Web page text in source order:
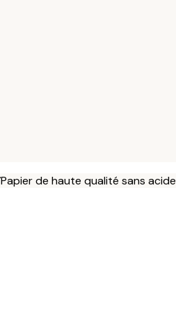
Papier de haute qualité sans acide